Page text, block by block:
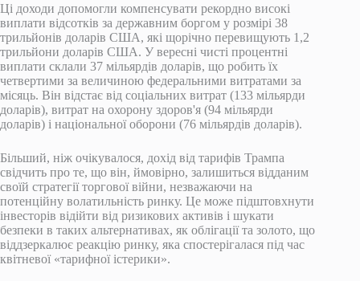
Ці доходи допомогли компенсувати рекордно високі
виплати відсотків за державним боргом у розмірі 38
трильйонів доларів США, які щорічно перевищують 1,2
трильйони доларів США. У вересні чисті процентні
виплати склали 37 мільярдів доларів, що робить їх
четвертими за величиною федеральними витратами за
місяць. Він відстає від соціальних витрат (133 мільярди
доларів), витрат на охорону здоров'я (94 мільярди
доларів) і національної оборони (76 мільярдів доларів).
Більший, ніж очікувалося, дохід від тарифів Трампа
свідчить про те, що він, ймовірно, залишиться відданим
своїй стратегії торгової війни, незважаючи на
потенційну волатильність ринку. Це може підштовхнути
інвесторів відійти від ризикових активів і шукати
безпеки в таких альтернативах, як облігації та золото, що
віддзеркалює реакцію ринку, яка спостерігалася під час
квітневої «тарифної істерики».